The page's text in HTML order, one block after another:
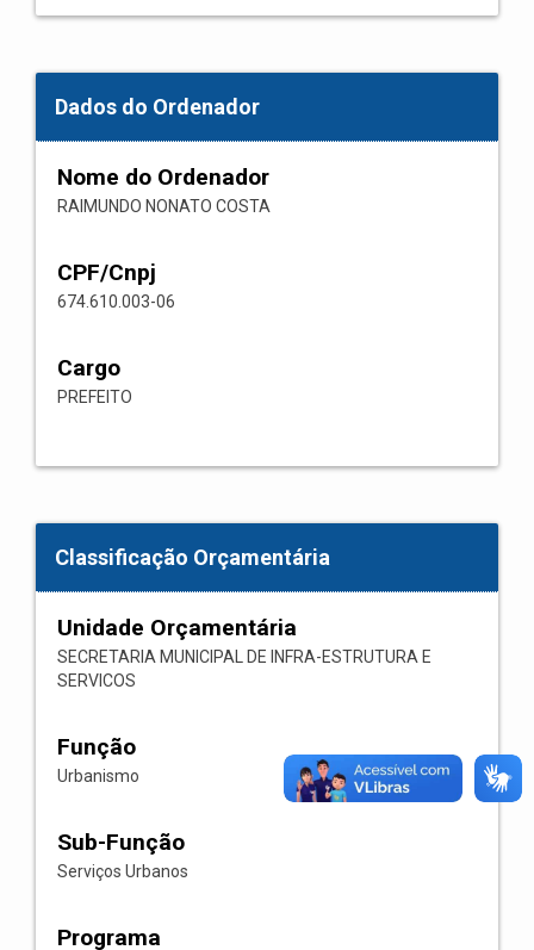
Dados do Ordenador
Nome do Ordenador
RAIMUNDO NONATO COSTA
CPF/Cnpj
674.610.003-06
Cargo
PREFEITO
Classificação Orçamentária
Unidade Orçamentária
SECRETARIA MUNICIPAL DE INFRA-ESTRUTURA E
SERVICOS
Função
Urbanismo
Sub-Função
Serviços Urbanos
Programa